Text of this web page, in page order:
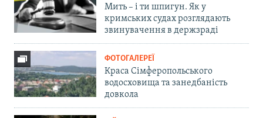
Мить – і ти шпигун. Як у
кримських судах розглядають
звинувачення в держзраді
ФОТОГАЛЕРЕЇ
Краса Сімферопольського
водосховища та занедбаність
довкола